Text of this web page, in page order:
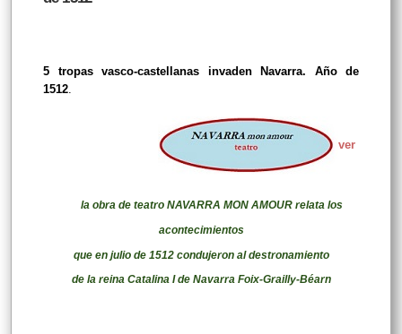
5 tropas vasco-castellanas invaden Navarra. Año de
1512.
ver
la obra de teatro NAVARRA MON AMOUR relata los
acontecimientos
que en julio de 1512 condujeron al destronamiento
de la reina Catalina I de Navarra Foix-Grailly-Béarn